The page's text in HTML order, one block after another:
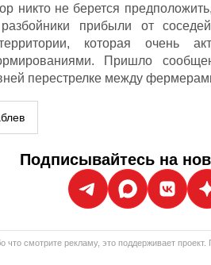
никто не берется
прибыли от
которая очень
Пришло
перестрелке между
Подписывайтесь на
что смотрите рекламу, это поддерживает проект.